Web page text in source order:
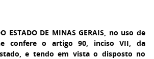
ESTADO DE MINAS GERAIS, no uso de
confere o artigo 90, inciso VII, da
e tendo em vista o disposto no